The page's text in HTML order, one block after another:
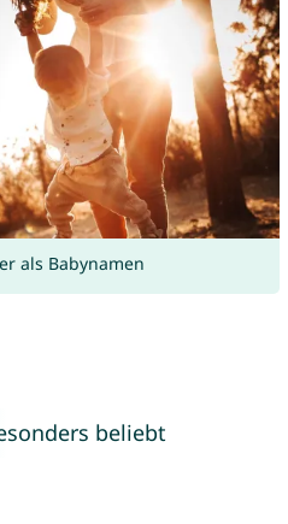
als Babynamen
beliebt